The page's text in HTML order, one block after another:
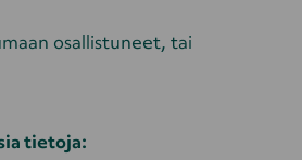
osallistuneet, tai
tietoja: